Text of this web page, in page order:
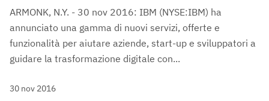
ARMONK, N.Y. - 30 nov 2016: IBM (NYSE:IBM) ha
annunciato una gamma di nuovi servizi, offerte e
funzionalità per aiutare aziende, start-up e sviluppatori a
guidare la trasformazione digitale con...
30 nov 2016